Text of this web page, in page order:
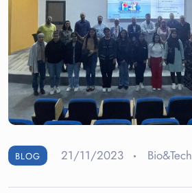
BLOG 21/11/2023 Bio&Tech